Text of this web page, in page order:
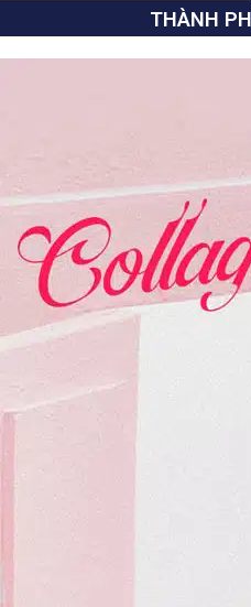
THÀNH